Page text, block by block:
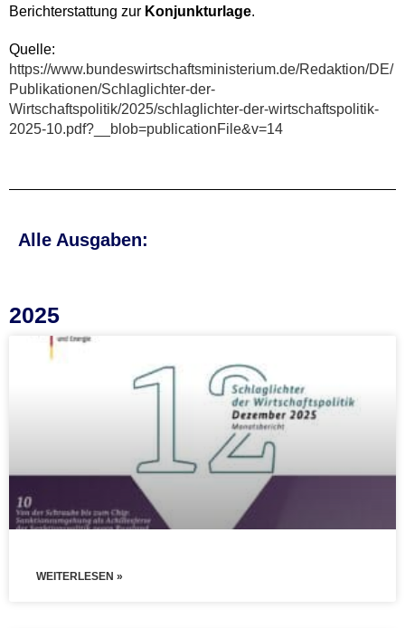
Berichterstattung zur Konjunkturlage.
Quelle:
https://www.bundeswirtschaftsministerium.de/Redaktion/DE/
Publikationen/Schlaglichter-der-
Wirtschaftspolitik/2025/schlaglichter-der-wirtschaftspolitik-
2025-10.pdf?__blob=publicationFile&v=14
Alle Ausgaben:
2025
WEITERLESEN »